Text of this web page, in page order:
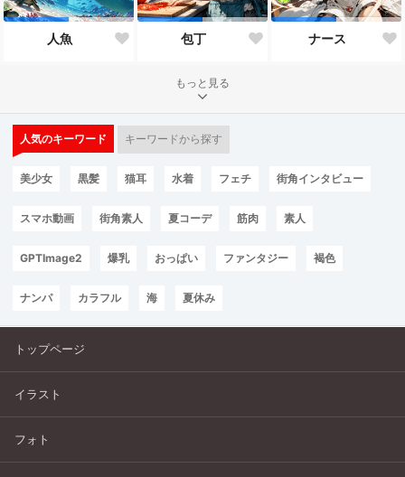
人魚 包丁 ナース
もっと見る
人気のキーワード キーワードから探す
美少女 黒髪 猫耳 水着 フェチ 街角インタビュー
スマホ動画 街角素人 夏コーデ 筋肉 素人
GPTImage2 爆乳 おっぱい ファンタジー 褐色
ナンパ カラフル 海 夏休み
トップページ
イラスト
フォト